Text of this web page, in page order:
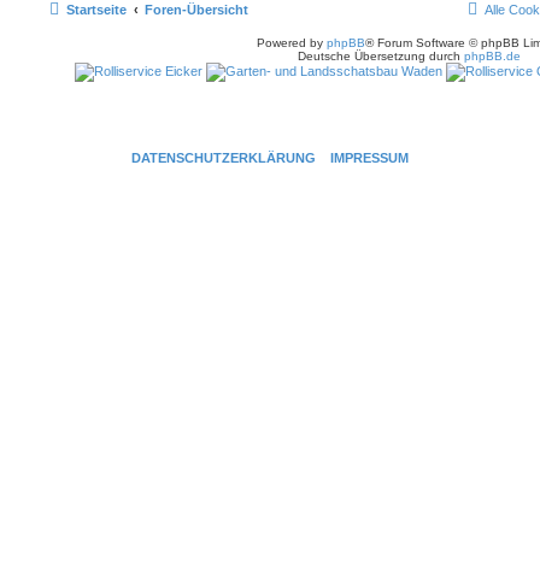
Startseite Foren-Übersicht Alle
Powered by phpBB® Forum Software © phpBB
Deutsche Übersetzung durch phpBB.de
DATENSCHUTZERKLÄRUNG IMPRESSUM